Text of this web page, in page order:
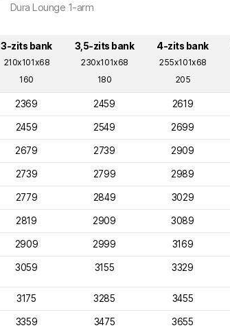
Dura Lounge 1-arm
3-zits bank 3,5-zits bank 4-zits bank
210x101x68 230x101x68 255x101x68
160 180 205
2369 2459 2619
2459 2549 2699
2679 2739 2909
2739 2799 2989
2779 2849 3029
2819 2909 3089
2909 2999 3169
3059 3155 3329
3175 3285 3455
3359 3475 3655